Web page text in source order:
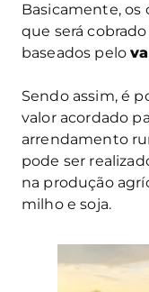
Basicamente, os
que será
baseados pelo
Sendo assim, é
valor acordado
arrendamento
pode ser
na produção
milho e soja.